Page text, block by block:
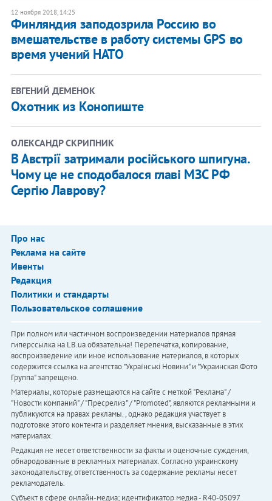
12 ноября 2018, 14:25
Финляндия заподозрила Россию во
вмешательстве в работу системы GPS во
время учений НАТО
ЕВГЕНИЙ ДЕМЕНОК
Охотник из Конопиште
ОЛЕКСАНДР СКРИПНИК
В Австрії затримали російського шпигуна.
Чому це не сподобалося главі МЗС РФ
Сергію Лаврову?
Про нас
Реклама на сайте
Ивенты
Редакция
Политики и стандарты
Пользовательское соглашение
При полном или частичном воспроизведении материалов прямая
гиперссылка на LB.ua обязательна! Перепечатка, копирование,
воспроизведение или иное использование материалов, в которых
содержится ссылка на агентство "Українськi Новини" и "Украинская Фото
Группа" запрещено.
Материалы, которые размещаются на сайте с меткой "Реклама" /
"Новости компаний" / "Пресрелиз" / "Promoted", являются рекламными и
публикуются на правах рекламы. , однако редакция участвует в
подготовке этого контента и разделяет мнения, высказанные в этих
материалах.
Редакция не несет ответственности за факты и оценочные суждения,
обнародованные в рекламных материалах. Согласно украинскому
законодательству, ответственность за содержание рекламы несет
рекламодатель.
Субъект в сфере онлайн-медиа; идентификатор медиа - R40-05097